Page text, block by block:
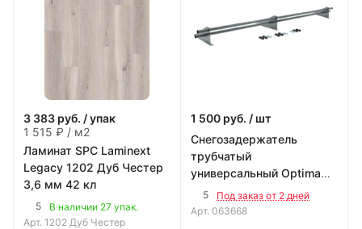
3 383 руб. / упак
1 515 ₽ / м2
Ламинат SPC Laminext
Legacy 1202 Дуб Честер
3,6 мм 42 кл
5
В наличии 27 упак.
Арт. 1202 Дуб Честер
1 500 руб. / шт
Снегозадержатель
трубчатый
универсальный Optima
3м RAL7004 серый
5
Под заказ от 2 дней
Арт. 063668